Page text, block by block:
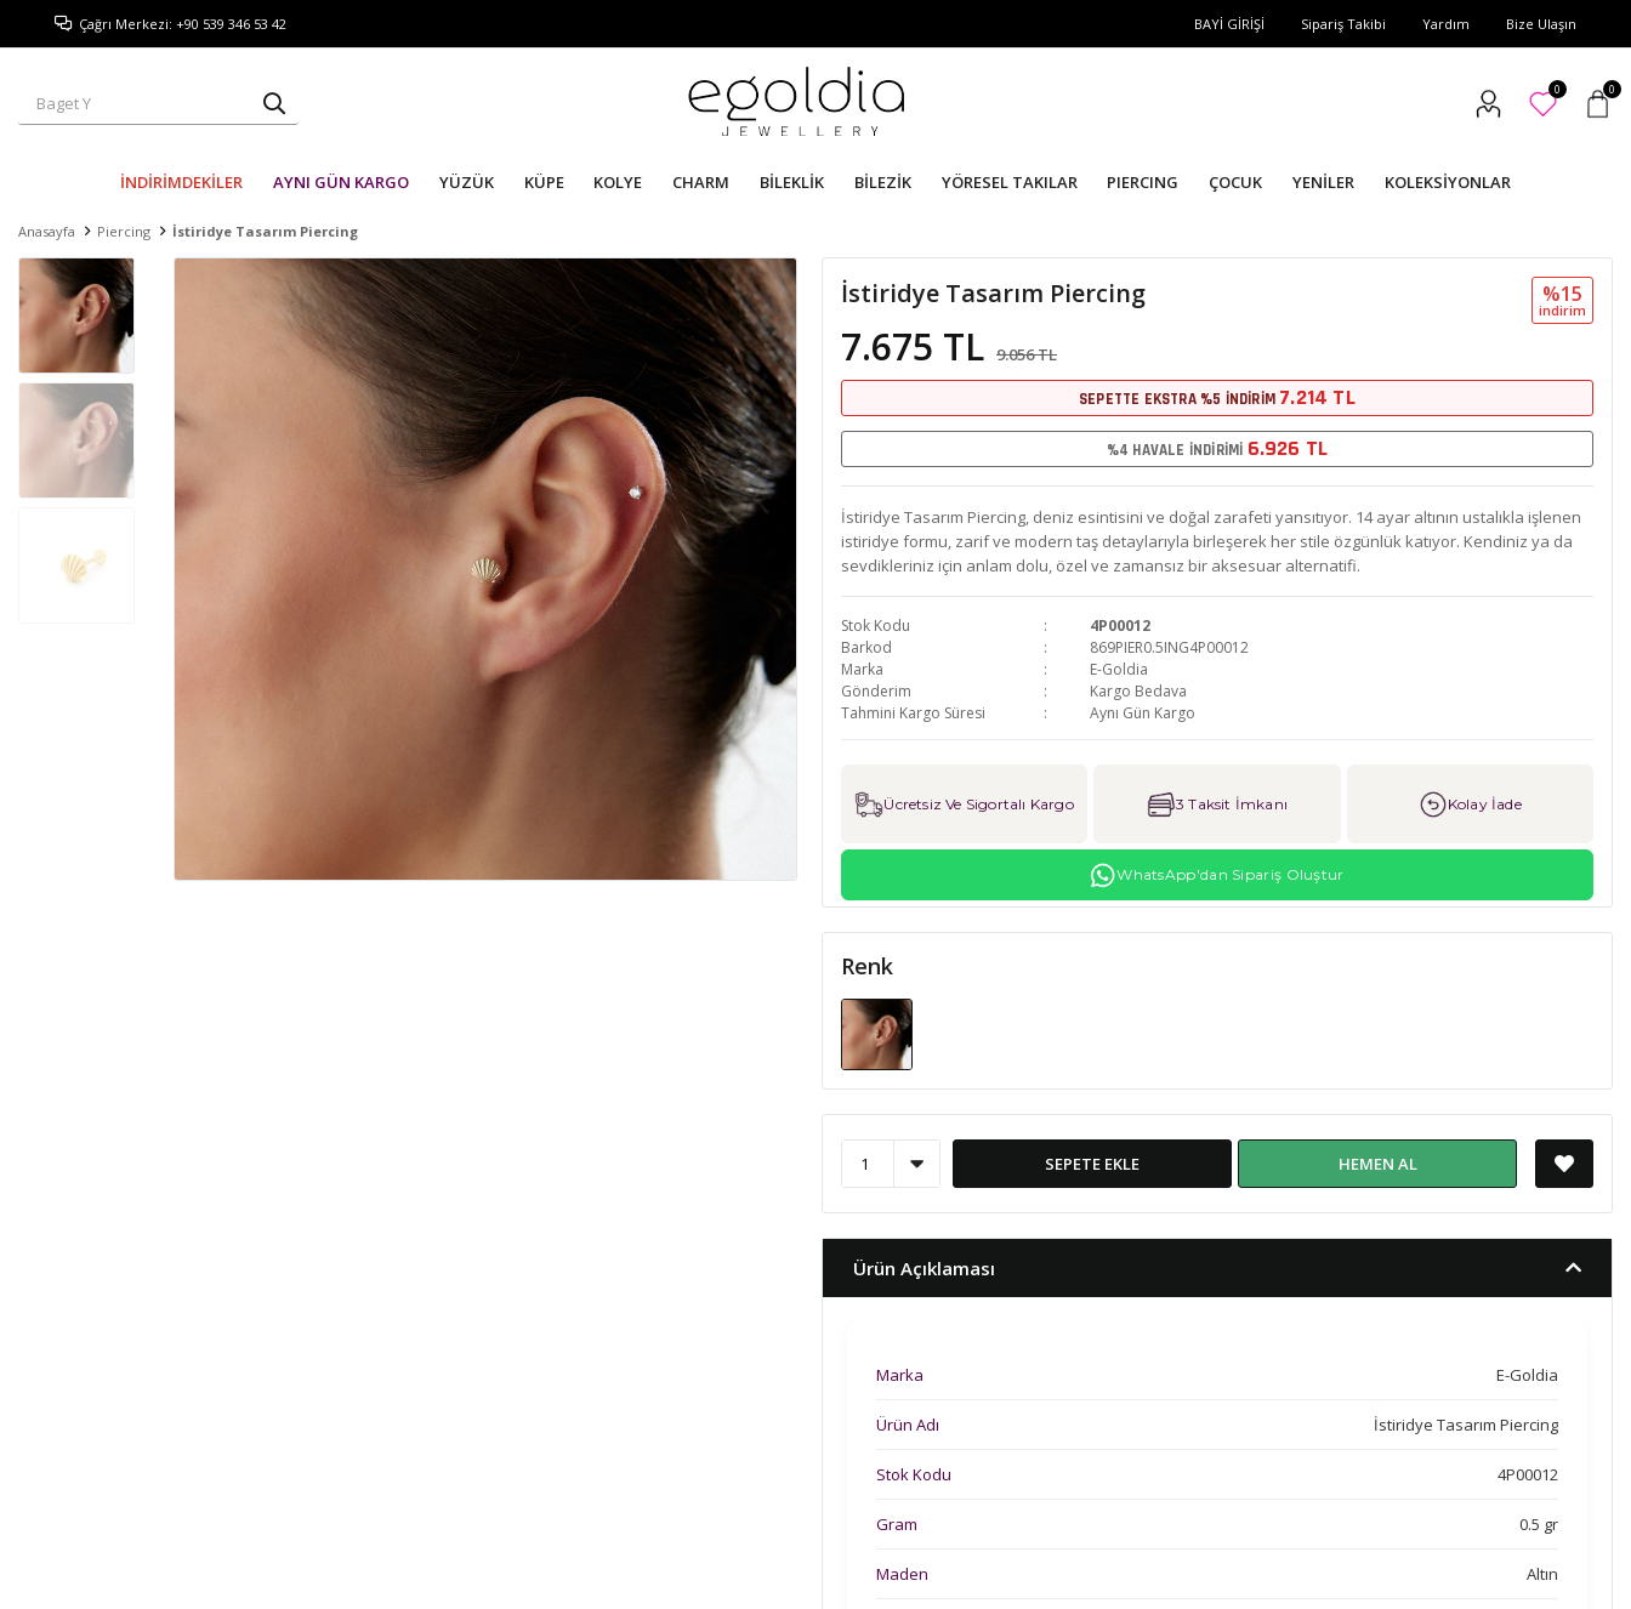
Çağrı Merkezi: +90 539 346 53 42 BAYİ GİRİŞİ Sipariş Takibi Yardım Bize Ulaşın
0 0
İNDİRİMDEKİLER AYNI GÜN KARGO YÜZÜK KÜPE KOLYE CHARM BİLEKLİK BİLEZİK YÖRESEL TAKILAR PIERCING ÇOCUK YENİLER KOLEKSİYONLAR
Anasayfa Piercing İstiridye Tasarım Piercing
İstiridye Tasarım Piercing
7.675 TL 9.056 TL
%15
i̇ndi̇ri̇m
SEPETTE EKSTRA %5 İNDİRİM 7.214 TL
%4 HAVALE İNDİRİMİ 6.926 TL
İstiridye Tasarım Piercing, deniz esintisini ve doğal zarafeti yansıtıyor. 14 ayar altının ustalıkla işlenen
istiridye formu, zarif ve modern taş detaylarıyla birleşerek her stile özgünlük katıyor. Kendiniz ya da
sevdikleriniz için anlam dolu, özel ve zamansız bir aksesuar alternatifi.
Stok Kodu
4P00012
Barkod
869PIER0.5ING4P00012
Marka
E-Goldia
Gönderim
Kargo Bedava
Tahmini Kargo Süresi
Aynı Gün Kargo
Ücretsiz Ve Sigortalı Kargo 3 Taksit İmkanı Kolay İade
WhatsApp'dan Sipariş Oluştur
Renk
SEPETE EKLE HEMEN AL
Ürün Açıklaması
Marka E-Goldia
Ürün Adı İstiridye Tasarım Piercing
Stok Kodu 4P00012
Gram 0.5 gr
Maden Altın